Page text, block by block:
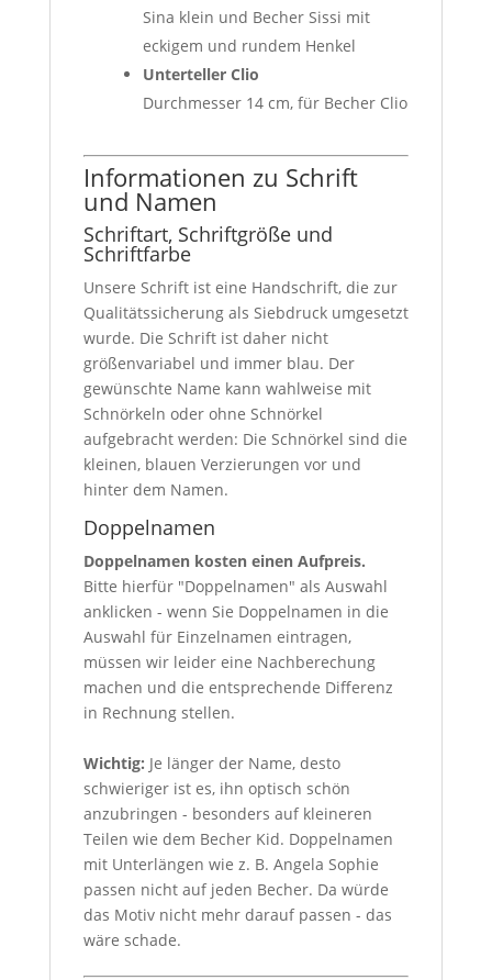
Sina klein und Becher Sissi mit
eckigem und rundem Henkel
Unterteller Clio
Durchmesser 14 cm, für Becher Clio
Informationen zu Schrift
und Namen
Schriftart, Schriftgröße und
Schriftfarbe
Unsere Schrift ist eine Handschrift, die zur
Qualitätssicherung als Siebdruck umgesetzt
wurde. Die Schrift ist daher nicht
größenvariabel und immer blau. Der
gewünschte Name kann wahlweise mit
Schnörkeln oder ohne Schnörkel
aufgebracht werden: Die Schnörkel sind die
kleinen, blauen Verzierungen vor und
hinter dem Namen.
Doppelnamen
Doppelnamen kosten einen Aufpreis.
Bitte hierfür "Doppelnamen" als Auswahl
anklicken - wenn Sie Doppelnamen in die
Auswahl für Einzelnamen eintragen,
müssen wir leider eine Nachberechung
machen und die entsprechende Differenz
in Rechnung stellen.
Wichtig: Je länger der Name, desto
schwieriger ist es, ihn optisch schön
anzubringen - besonders auf kleineren
Teilen wie dem Becher Kid. Doppelnamen
mit Unterlängen wie z. B. Angela Sophie
passen nicht auf jeden Becher. Da würde
das Motiv nicht mehr darauf passen - das
wäre schade.